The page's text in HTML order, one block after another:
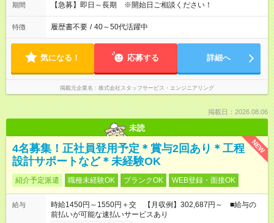
期間 【急募】即日～長期 ※開始日ご相談ください！
特徴 履歴書不要 / 40～50代活躍中
気になる！ 応募する 詳細へ
掲載元企業名 株式会社スタッフサービス・エンジニアリング
掲載日：2026.08.06
未読
NEW
4名募集！正社員登用予定＊賞与2回あり＊工程
設計サポートなど＊未経験OK
紹介予定派遣 職種未経験OK ブランクOK WEB登録・面接OK
給与
時給1450円～1550円＋交 【月収例】302,687円～ ■給与の
前払いが可能な速払いサービスあり